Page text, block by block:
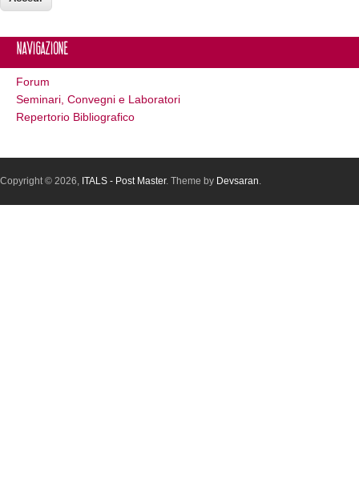
Navigazione
Forum
Seminari, Convegni e Laboratori
Repertorio Bibliografico
Copyright © 2026, ITALS - Post Master. Theme by Devsaran.